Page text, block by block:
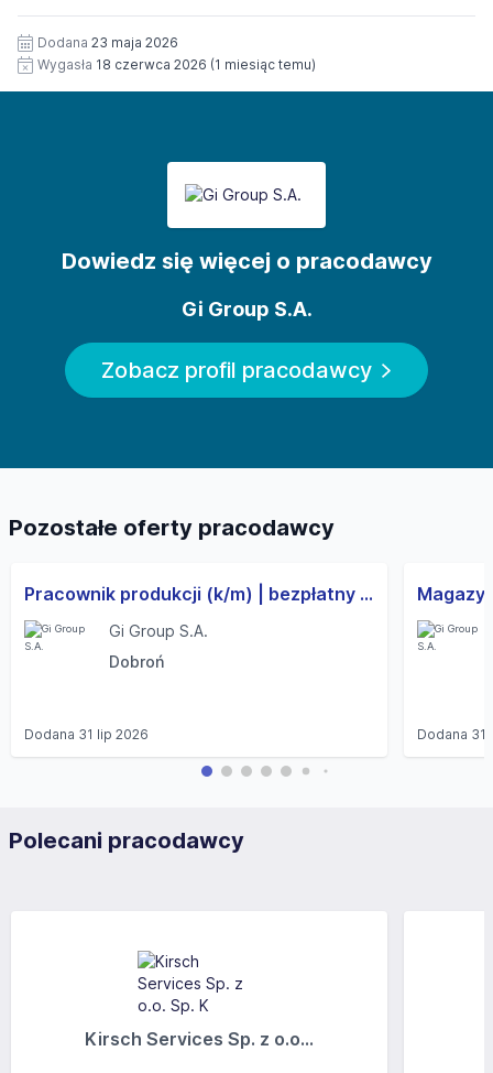
Dodana 23 maja 2026
Wygasła 18 czerwca 2026 (1 miesiąc temu)
Dowiedz się więcej o pracodawcy
Gi Group S.A.
Zobacz profil pracodawcy
Pozostałe oferty pracodawcy
Pracownik produkcji (k/m) | bezpłatny transport | wolne weekendy
Gi Group S.A.
Dobroń
Dodana 31 lip 2026 Dodana 31
Polecani pracodawcy
Kirsch Services Sp. z o.o...